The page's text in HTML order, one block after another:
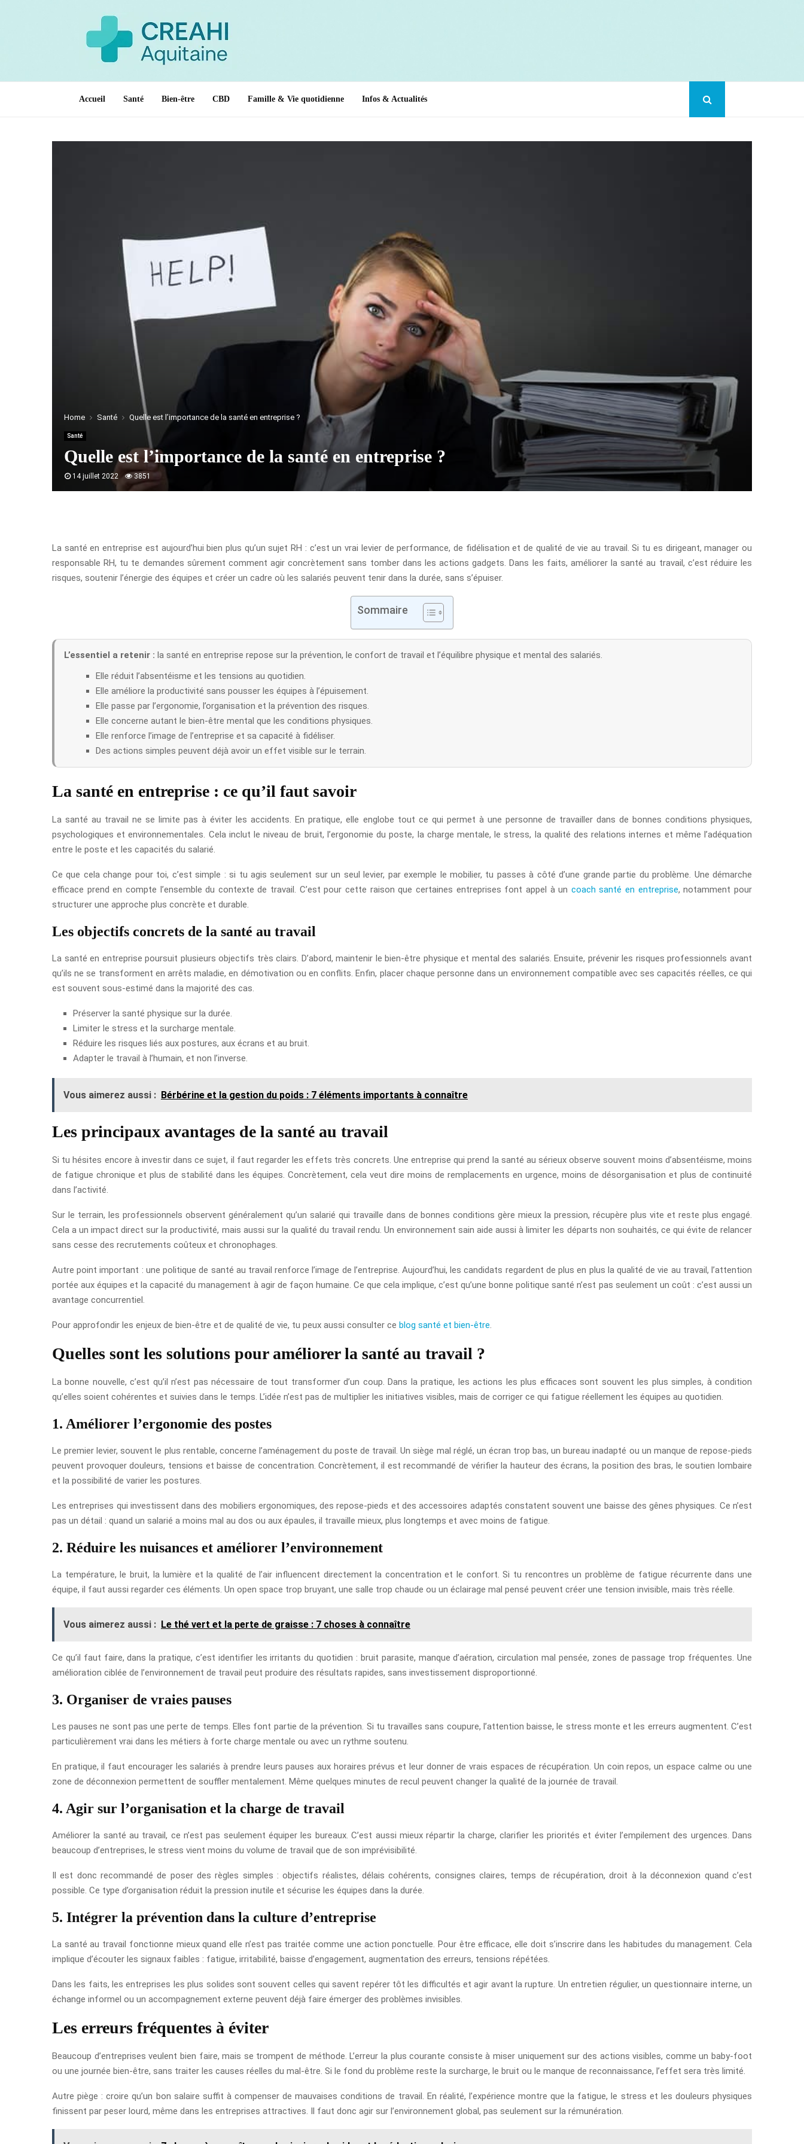
Accueil Santé Bien-être CBD Famille & Vie quotidienne Infos & Actualités
Home Santé Quelle est l’importance de la santé en entreprise ?
Santé
Quelle est l’importance de la santé en entreprise ?
14 juillet 2022 3851
La santé en entreprise est aujourd’hui bien plus qu’un sujet RH : c’est un vrai levier de performance, de fidélisation et de qualité de vie au travail. Si tu es dirigeant, manager ou
responsable RH, tu te demandes sûrement comment agir concrètement sans tomber dans les actions gadgets. Dans les faits, améliorer la santé au travail, c’est réduire les
risques, soutenir l’énergie des équipes et créer un cadre où les salariés peuvent tenir dans la durée, sans s’épuiser.
Sommaire
L’essentiel a retenir : la santé en entreprise repose sur la prévention, le confort de travail et l’équilibre physique et mental des salariés.
Elle réduit l’absentéisme et les tensions au quotidien.
Elle améliore la productivité sans pousser les équipes à l’épuisement.
Elle passe par l’ergonomie, l’organisation et la prévention des risques.
Elle concerne autant le bien-être mental que les conditions physiques.
Elle renforce l’image de l’entreprise et sa capacité à fidéliser.
Des actions simples peuvent déjà avoir un effet visible sur le terrain.
La santé en entreprise : ce qu’il faut savoir
La santé au travail ne se limite pas à éviter les accidents. En pratique, elle englobe tout ce qui permet à une personne de travailler dans de bonnes conditions physiques,
psychologiques et environnementales. Cela inclut le niveau de bruit, l’ergonomie du poste, la charge mentale, le stress, la qualité des relations internes et même l’adéquation
entre le poste et les capacités du salarié.
Ce que cela change pour toi, c’est simple : si tu agis seulement sur un seul levier, par exemple le mobilier, tu passes à côté d’une grande partie du problème. Une démarche
efficace prend en compte l’ensemble du contexte de travail. C’est pour cette raison que certaines entreprises font appel à un coach santé en entreprise, notamment pour
structurer une approche plus concrète et durable.
Les objectifs concrets de la santé au travail
La santé en entreprise poursuit plusieurs objectifs très clairs. D’abord, maintenir le bien-être physique et mental des salariés. Ensuite, prévenir les risques professionnels avant
qu’ils ne se transforment en arrêts maladie, en démotivation ou en conflits. Enfin, placer chaque personne dans un environnement compatible avec ses capacités réelles, ce qui
est souvent sous-estimé dans la majorité des cas.
Préserver la santé physique sur la durée.
Limiter le stress et la surcharge mentale.
Réduire les risques liés aux postures, aux écrans et au bruit.
Adapter le travail à l’humain, et non l’inverse.
Vous aimerez aussi : Bérbérine et la gestion du poids : 7 éléments importants à connaître
Les principaux avantages de la santé au travail
Si tu hésites encore à investir dans ce sujet, il faut regarder les effets très concrets. Une entreprise qui prend la santé au sérieux observe souvent moins d’absentéisme, moins
de fatigue chronique et plus de stabilité dans les équipes. Concrètement, cela veut dire moins de remplacements en urgence, moins de désorganisation et plus de continuité
dans l’activité.
Sur le terrain, les professionnels observent généralement qu’un salarié qui travaille dans de bonnes conditions gère mieux la pression, récupère plus vite et reste plus engagé.
Cela a un impact direct sur la productivité, mais aussi sur la qualité du travail rendu. Un environnement sain aide aussi à limiter les départs non souhaités, ce qui évite de relancer
sans cesse des recrutements coûteux et chronophages.
Autre point important : une politique de santé au travail renforce l’image de l’entreprise. Aujourd’hui, les candidats regardent de plus en plus la qualité de vie au travail, l’attention
portée aux équipes et la capacité du management à agir de façon humaine. Ce que cela implique, c’est qu’une bonne politique santé n’est pas seulement un coût : c’est aussi un
avantage concurrentiel.
Pour approfondir les enjeux de bien-être et de qualité de vie, tu peux aussi consulter ce blog santé et bien-être
Quelles sont les solutions pour améliorer la santé au travail ?
La bonne nouvelle, c’est qu’il n’est pas nécessaire de tout transformer d’un coup. Dans la pratique, les actions les plus efficaces sont souvent les plus simples, à condition
qu’elles soient cohérentes et suivies dans le temps. L’idée n’est pas de multiplier les initiatives visibles, mais de corriger ce qui fatigue réellement les équipes au quotidien.
1. Améliorer l’ergonomie des postes
Le premier levier, souvent le plus rentable, concerne l’aménagement du poste de travail. Un siège mal réglé, un écran trop bas, un bureau inadapté ou un manque de repose-pieds
peuvent provoquer douleurs, tensions et baisse de concentration. Concrètement, il est recommandé de vérifier la hauteur des écrans, la position des bras, le soutien lombaire
et la possibilité de varier les postures.
Les entreprises qui investissent dans des mobiliers ergonomiques, des repose-pieds et des accessoires adaptés constatent souvent une baisse des gênes physiques. Ce n’est
pas un détail : quand un salarié a moins mal au dos ou aux épaules, il travaille mieux, plus longtemps et avec moins de fatigue.
2. Réduire les nuisances et améliorer l’environnement
La température, le bruit, la lumière et la qualité de l’air influencent directement la concentration et le confort. Si tu rencontres un problème de fatigue récurrente dans une
équipe, il faut aussi regarder ces éléments. Un open space trop bruyant, une salle trop chaude ou un éclairage mal pensé peuvent créer une tension invisible, mais très réelle.
Vous aimerez aussi : Le thé vert et la perte de graisse : 7 choses à connaître
Ce qu’il faut faire, dans la pratique, c’est identifier les irritants du quotidien : bruit parasite, manque d’aération, circulation mal pensée, zones de passage trop fréquentes. Une
amélioration ciblée de l’environnement de travail peut produire des résultats rapides, sans investissement disproportionné.
3. Organiser de vraies pauses
Les pauses ne sont pas une perte de temps. Elles font partie de la prévention. Si tu travailles sans coupure, l’attention baisse, le stress monte et les erreurs augmentent. C’est
particulièrement vrai dans les métiers à forte charge mentale ou avec un rythme soutenu.
En pratique, il faut encourager les salariés à prendre leurs pauses aux horaires prévus et leur donner de vrais espaces de récupération. Un coin repos, un espace calme ou une
zone de déconnexion permettent de souffler mentalement. Même quelques minutes de recul peuvent changer la qualité de la journée de travail.
4. Agir sur l’organisation et la charge de travail
Améliorer la santé au travail, ce n’est pas seulement équiper les bureaux. C’est aussi mieux répartir la charge, clarifier les priorités et éviter l’empilement des urgences. Dans
beaucoup d’entreprises, le stress vient moins du volume de travail que de son imprévisibilité.
Il est donc recommandé de poser des règles simples : objectifs réalistes, délais cohérents, consignes claires, temps de récupération, droit à la déconnexion quand c’est
possible. Ce type d’organisation réduit la pression inutile et sécurise les équipes dans la durée.
5. Intégrer la prévention dans la culture d’entreprise
La santé au travail fonctionne mieux quand elle n’est pas traitée comme une action ponctuelle. Pour être efficace, elle doit s’inscrire dans les habitudes du management. Cela
implique d’écouter les signaux faibles : fatigue, irritabilité, baisse d’engagement, augmentation des erreurs, tensions répétées.
Dans les faits, les entreprises les plus solides sont souvent celles qui savent repérer tôt les difficultés et agir avant la rupture. Un entretien régulier, un questionnaire interne, un
échange informel ou un accompagnement externe peuvent déjà faire émerger des problèmes invisibles.
Les erreurs fréquentes à éviter
Beaucoup d’entreprises veulent bien faire, mais se trompent de méthode. L’erreur la plus courante consiste à miser uniquement sur des actions visibles, comme un baby-foot
ou une journée bien-être, sans traiter les causes réelles du mal-être. Si le fond du problème reste la surcharge, le bruit ou le manque de reconnaissance, l’effet sera très limité.
Autre piège : croire qu’un bon salaire suffit à compenser de mauvaises conditions de travail. En réalité, l’expérience montre que la fatigue, le stress et les douleurs physiques
finissent par peser lourd, même dans les entreprises attractives. Il faut donc agir sur l’environnement global, pas seulement sur la rémunération.